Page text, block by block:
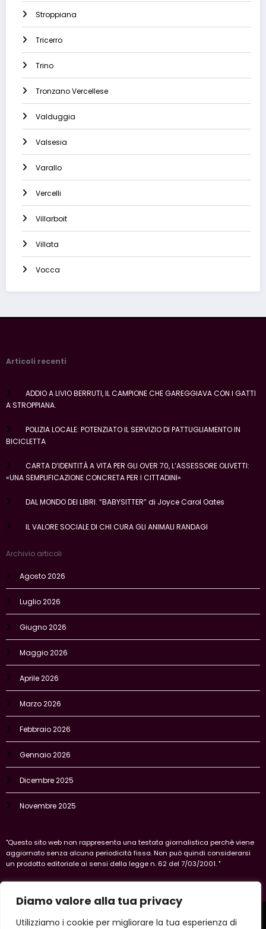
Diamo valore alla tua privacy
Utilizziamo i cookie per migliorare la tua esperienza di
Stroppiana
Tricerro
Trino
Tronzano Vercellese
Valduggia
Valsesia
Varallo
Vercelli
Villarboit
Villata
Vocca
Articoli recenti
ADDIO A LIVIO BERRUTI, IL CAMPIONE CHE GAREGGIAVA CON I GATTI
A STROPPIANA.
POLIZIA LOCALE: POTENZIATO IL SERVIZIO DI PATTUGLIAMENTO IN
BICICLETTA
CARTA D’IDENTITÀ A VITA PER GLI OVER 70, L’ASSESSORE OLIVETTI:
«UNA SEMPLIFICAZIONE CONCRETA PER I CITTADINI»
DAL MONDO DEI LIBRI. “BABYSITTER” di Joyce Carol Oates
IL VALORE SOCIALE DI CHI CURA GLI ANIMALI RANDAGI
Archivio articoli
Agosto 2026
Luglio 2026
Giugno 2026
Maggio 2026
Aprile 2026
Marzo 2026
Febbraio 2026
Gennaio 2026
Dicembre 2025
Novembre 2025
"Questo sito web non rappresenta una testata giornalistica perchè viene
aggiornato senza alcuna periodicità fissa. Non può quindi considerarsi
un prodotto editoriale ai sensi della legge n. 62 del 7/03/2001. "
Vercelli